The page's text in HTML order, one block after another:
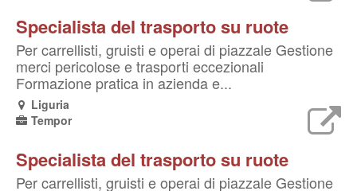
Specialista del trasporto su ruote
Per carrellisti, gruisti e operai di piazzale Gestione
merci pericolose e trasporti eccezionali
Formazione pratica in azienda e...
Liguria
Tempor
Specialista del trasporto su ruote
Per carrellisti, gruisti e operai di piazzale Gestione